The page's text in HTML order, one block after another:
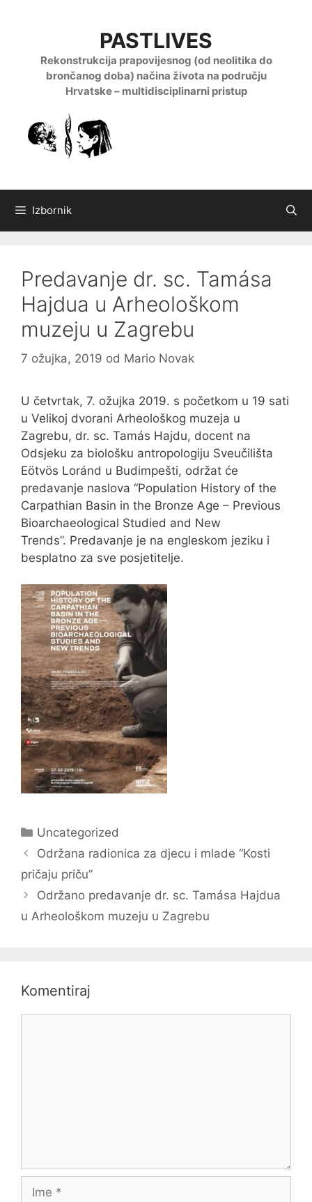
PASTLIVES
Rekonstrukcija prapovijesnog (od neolitika do
brončanog doba) načina života na području
Hrvatske – multidisciplinarni pristup
Izbornik
Predavanje dr. sc. Tamása
Hajdua u Arheološkom
muzeju u Zagrebu
7 ožujka, 2019 od Mario Novak
U četvrtak, 7. ožujka 2019. s početkom u 19 sati
u Velikoj dvorani Arheološkog muzeja u
Zagrebu, dr. sc. Tamás Hajdu, docent na
Odsjeku za biološku antropologiju Sveučilišta
Eötvös Loránd u Budimpešti, održat će
predavanje naslova “Population History of the
Carpathian Basin in the Bronze Age – Previous
Bioarchaeological Studied and New
Trends”. Predavanje je na engleskom jeziku i
besplatno za sve posjetitelje.
Kategorije
Uncategorized
Održana radionica za djecu i mlade “Kosti
pričaju priču”
Održano predavanje dr. sc. Tamása Hajdua
u Arheološkom muzeju u Zagrebu
Komentiraj
Ime